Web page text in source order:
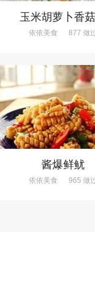
玉米胡萝卜香
依依美食 877 做
酱爆鲜鱿
依依美食 965 做